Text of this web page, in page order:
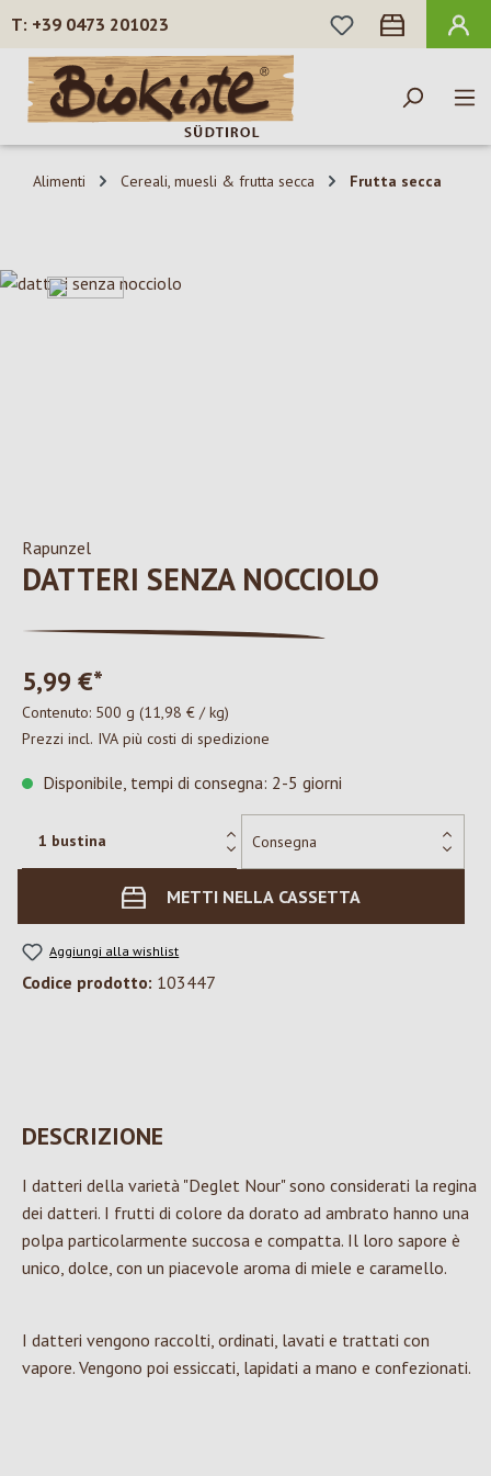
Passa al contenuto principale
+39 0473 201023
HAI 0 ARTICOLI
Alimenti Cereali, muesli & frutta secca Frutta secca
Salta la galleria di immagini
Rapunzel
DATTERI SENZA NOCCIOLO
5,99 €*
Contenuto: 500 g (11,98 € / kg)
Prezzi incl. IVA più costi di spedizione
Disponibile, tempi di consegna: 2-5 giorni
METTI NELLA CASSETTA
Aggiungi alla wishlist
Codice prodotto: 103447
DESCRIZIONE
I datteri della varietà "Deglet Nour" sono considerati la regina
dei datteri. I frutti di colore da dorato ad ambrato hanno una
polpa particolarmente succosa e compatta. Il loro sapore è
unico, dolce, con un piacevole aroma di miele e caramello.
I datteri vengono raccolti, ordinati, lavati e trattati con
vapore. Vengono poi essiccati, lapidati a mano e confezionati.